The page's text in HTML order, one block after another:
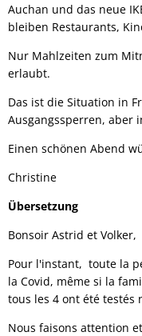
Auchan und das neue
bleiben Restaurants,
Nur Mahlzeiten zum
erlaubt.
Das ist die Situation in
Ausgangssperren, aber
Einen schönen Abend
Christine
Übersetzung
Bonsoir Astrid et Volker,
Pour l'instant, toute la
la Covid, même si la
tous les 4 ont été testés
Nous faisons attention